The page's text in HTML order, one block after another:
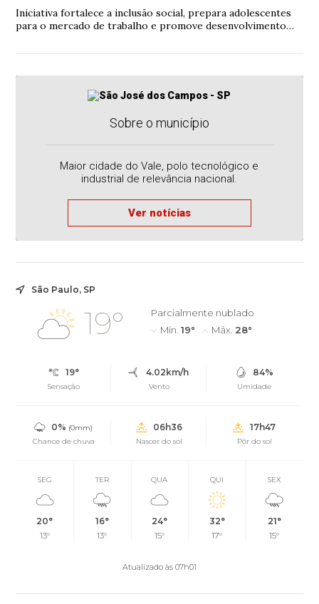
Iniciativa fortalece a inclusão social, prepara adolescentes
para o mercado de trabalho e promove desenvolvimento
Sobre o município
Maior cidade do Vale, polo tecnológico e
industrial de relevância nacional.
Ver notícias
São Paulo, SP
19°
Parcialmente nublado
Mín. 19° Máx. 28°
19°
Sensação
4.02km/h
Vento
84%
Umidade
0% (0mm)
Chance de chuva
06h36
Nascer do sol
17h47
Pôr do sol
SEG
20°
13°
TER
16°
13°
QUA
24°
15°
QUI
32°
17°
SEX
21°
15°
Atualizado às 07h01